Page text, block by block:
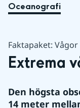
Oceanografi
Faktapaket: Vågor
Extrema
Den högsta
14 meter